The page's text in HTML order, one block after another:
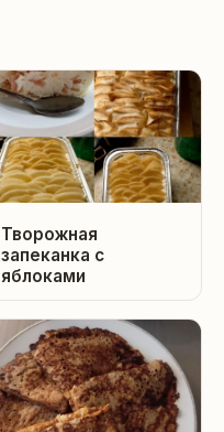
Творожная
запеканка с
яблоками